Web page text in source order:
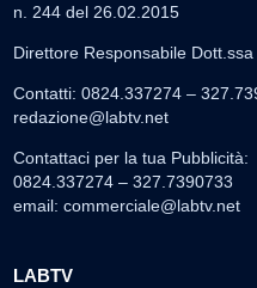
n. 244 del 26.02.2015
Direttore Responsabile
Contatti: 0824.337274 –
redazione@labtv.net
Contattaci per la tua Pubblicità:
0824.337274 – 327.7390733
email: commerciale@labtv.net
LABTV